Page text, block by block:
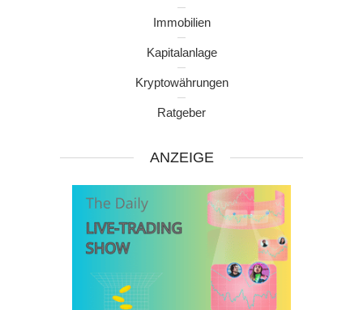
Immobilien
Kapitalanlage
Kryptowährungen
Ratgeber
ANZEIGE